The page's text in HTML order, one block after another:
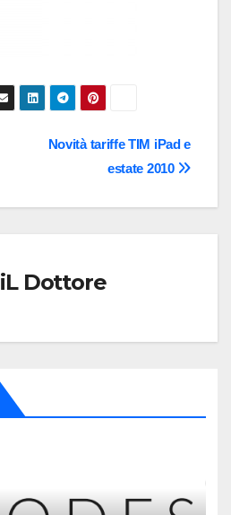
Novità tariffe TIM iPad e
estate 2010
iL Dottore